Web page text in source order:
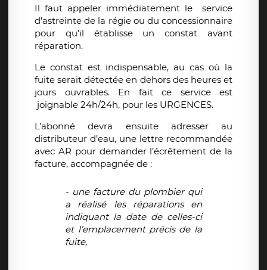
Il faut appeler immédiatement le service
d’astreinte de la régie ou du concessionnaire
pour qu’il établisse un constat avant
réparation.
Le constat est indispensable, au cas où la
fuite serait détectée en dehors des heures et
jours ouvrables. En fait ce service est
joignable 24h/24h, pour les URGENCES.
L’abonné devra ensuite adresser au
distributeur d’eau, une lettre recommandée
avec AR pour demander l’écrêtement de la
facture, accompagnée de :
- une facture du plombier qui
a réalisé les réparations en
indiquant la date de celles-ci
et l’emplacement précis de la
fuite,